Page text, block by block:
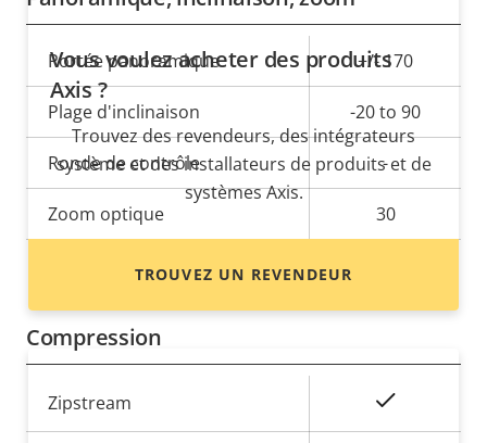
Description
de la
propriété
Valeur de
la
propriété
Portée panoramique +/- 170
Plage d'inclinaison -20 to 90
Ronde de contrôle -
Zoom optique 30
Zoom numérique
Compression
Description
de la
la
Zipstream
Vous voulez acheter des produits
Axis ?
Trouvez des revendeurs, des intégrateurs
système et des installateurs de produits et de
systèmes Axis.
TROUVEZ UN REVENDEUR